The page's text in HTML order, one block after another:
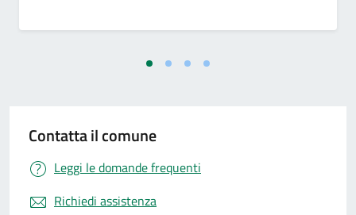
Contatta il comune
Leggi le domande frequenti
Richiedi assistenza